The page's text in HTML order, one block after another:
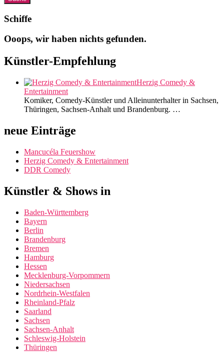
Schiffe
Ooops, wir haben nichts gefunden.
Künstler-Empfehlung
Herzig Comedy &
Entertainment
Komiker, Comedy-Künstler und Alleinunterhalter in Sachsen,
Thüringen, Sachsen-Anhalt und Brandenburg. …
neue Einträge
Mancucéla Feuershow
Herzig Comedy & Entertainment
DDR Comedy
Künstler & Shows in
Baden-Württemberg
Bayern
Berlin
Brandenburg
Bremen
Hamburg
Hessen
Mecklenburg-Vorpommern
Niedersachsen
Nordrhein-Westfalen
Rheinland-Pfalz
Saarland
Sachsen
Sachsen-Anhalt
Schleswig-Holstein
Thüringen